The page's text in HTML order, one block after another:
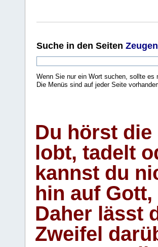
Suche in den Seiten
Wenn Sie nur ein Wort suchen, sollte
Die Menüs sind auf jeder Seite
Du hörst
lobt, tadelt
kannst du
hin auf
Daher lässt
Zweifel